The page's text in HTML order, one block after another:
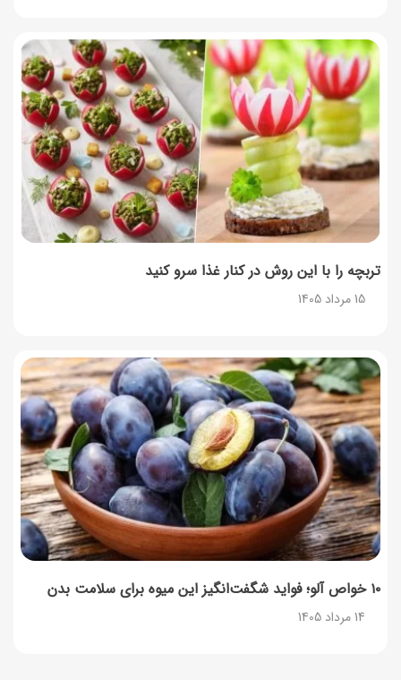
تربچه را با این روش در کنار غذا سرو کنید
15 مرداد 1405
۱۰ خواص آلو؛ فواید شگفت‌انگیز این میوه برای سلامت بدن
14 مرداد 1405